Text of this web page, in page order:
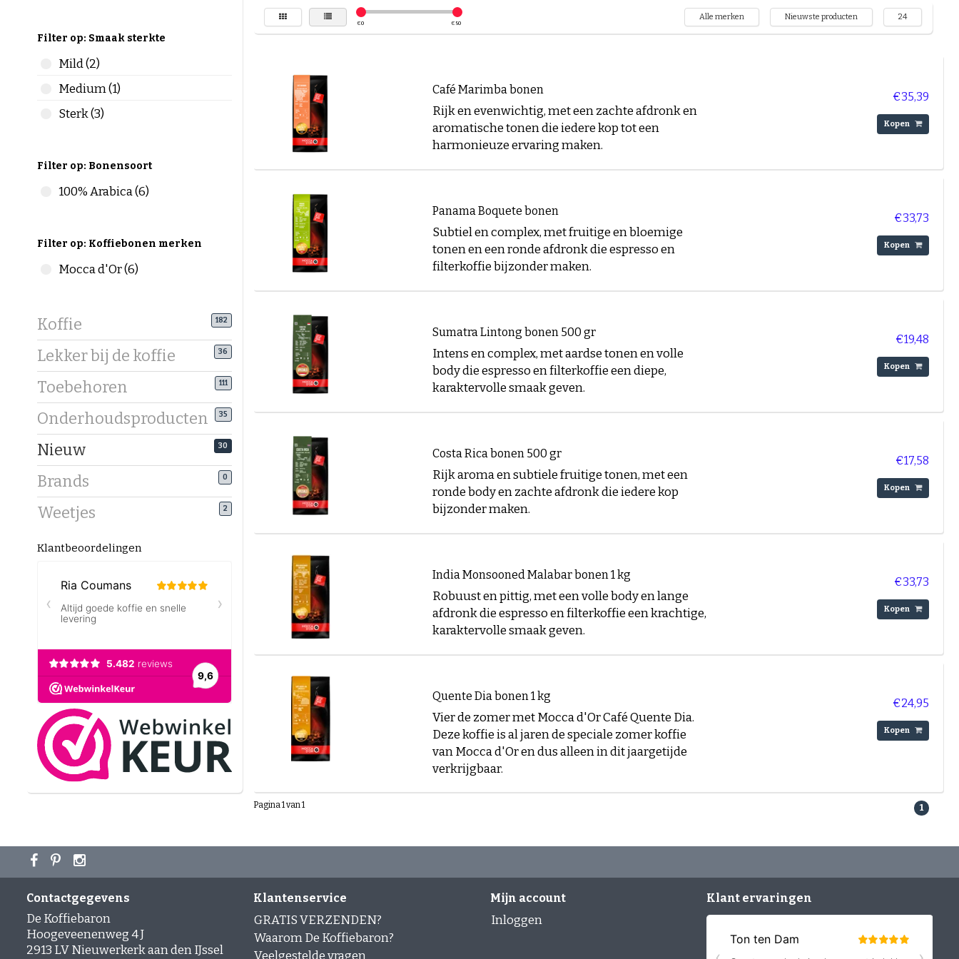
Filter op: Smaak sterkte
Mild (2)
Medium (1)
Sterk (3)
Filter op: Bonensoort
100% Arabica (6)
Filter op: Koffiebonen merken
Mocca d'Or (6)
Koffie 182
Lekker bij de koffie 36
Toebehoren 111
Onderhoudsproducten 35
Nieuw 30
Brands 0
Weetjes 2
Klantbeoordelingen
€0 € 50
Alle merken Nieuwste producten 24
Café Marimba bonen
Rijk en evenwichtig, met een zachte afdronk en
aromatische tonen die iedere kop tot een
harmonieuze ervaring maken.
€35,39
Kopen
Panama Boquete bonen
Subtiel en complex, met fruitige en bloemige
tonen en een ronde afdronk die espresso en
filterkoffie bijzonder maken.
€33,73
Kopen
Sumatra Lintong bonen 500 gr
Intens en complex, met aardse tonen en volle
body die espresso en filterkoffie een diepe,
karaktervolle smaak geven.
€19,48
Kopen
Costa Rica bonen 500 gr
Rijk aroma en subtiele fruitige tonen, met een
ronde body en zachte afdronk die iedere kop
bijzonder maken.
€17,58
Kopen
India Monsooned Malabar bonen 1 kg
Robuust en pittig, met een volle body en lange
afdronk die espresso en filterkoffie een krachtige,
karaktervolle smaak geven.
€33,73
Kopen
Quente Dia bonen 1 kg
Vier de zomer met Mocca d'Or Café Quente Dia.
Deze koffie is al jaren de speciale zomer koffie
van Mocca d'Or en dus alleen in dit jaargetijde
verkrijgbaar.
€24,95
Kopen
Pagina 1 van 1 1
Contactgegevens
De Koffiebaron
Hoogeveenenweg 4 J
2913 LV Nieuwerkerk aan den IJssel
Klantenservice
GRATIS VERZENDEN?
Waarom De Koffiebaron?
Veelgestelde vragen
Mijn account
Inloggen
Klant ervaringen